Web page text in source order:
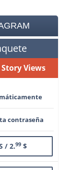
Story Views
contraseña
/ 2.99 $